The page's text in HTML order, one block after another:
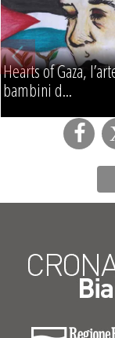
Hearts of Gaza,
bambini d...